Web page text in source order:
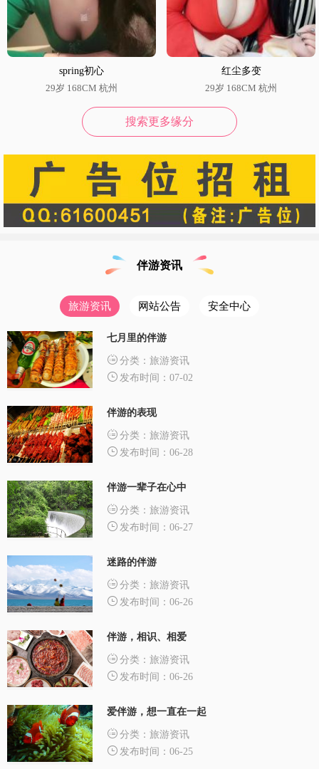
spring初心
29岁 168CM 杭州
红尘多变
29岁 168CM 杭州
搜索更多缘分
伴游资讯
旅游资讯 网站公告 安全中心
七月里的伴游
分类：旅游资讯
发布时间：07-02
伴游的表现
分类：旅游资讯
发布时间：06-28
伴游一辈子在心中
分类：旅游资讯
发布时间：06-27
迷路的伴游
分类：旅游资讯
发布时间：06-26
伴游，相识、相爱
分类：旅游资讯
发布时间：06-26
爱伴游，想一直在一起
分类：旅游资讯
发布时间：06-25